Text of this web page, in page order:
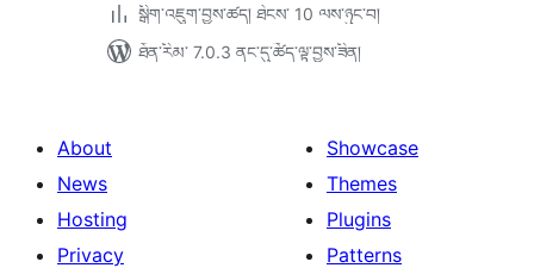
སྒྲིག་འཇུག་བྱས་ཚད། ཐེངས་ 10 ལས་ཉུང་བ།
ཐོན་རིམ་ 7.0.3 ནང་དུ་ཚོད་ལྟ་བྱས་ཟིན།
About
News
Hosting
Privacy
Showcase
Themes
Plugins
Patterns